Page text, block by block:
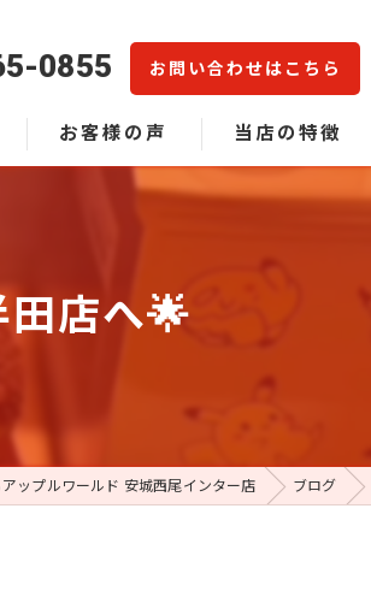
0855 お問い合わせはこちら
お客様の声 当店の特徴
店へ🌟
ップルワールド 安城西尾インター店 ブログ